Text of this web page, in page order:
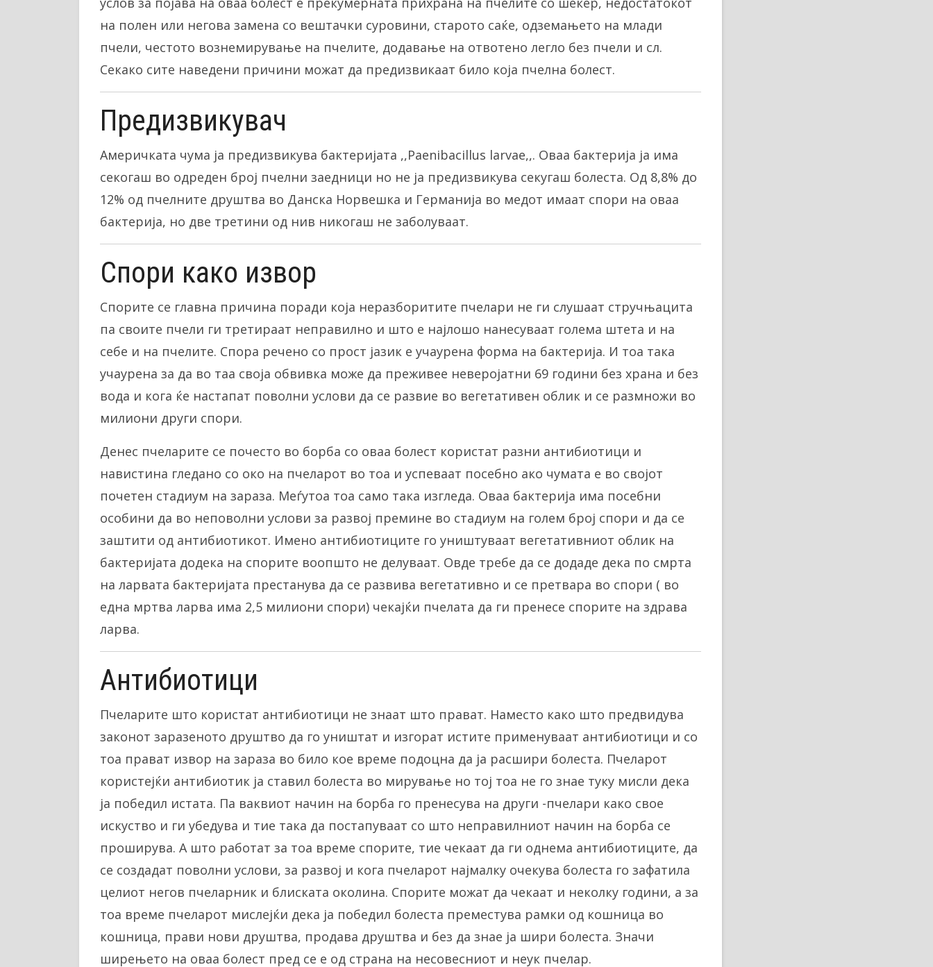
на полен или негова замена со вештачки суровини, старото саќе, одземањето на млади
пчели, честото вознемирување на пчелите, додавање на отвотено легло без пчели и сл.
Секако сите наведени причини можат да предизвикаат било која пчелна болест.
Предизвикувач
Америчката чума ја предизвикува бактеријата ,,Paenibacillus larvae,,. Оваа бактерија ја има
секогаш во одреден број пчелни заедници но не ја предизвикува секугаш болеста. Од 8,8% до
12% од пчелните друштва во Данска Норвешка и Германија во медот имаат спори на оваа
бактерија, но две третини од нив никогаш не заболуваат.
Спори како извор
Спорите се главна причина поради која неразборитите пчелари не ги слушаат стручњацита
па своите пчели ги третираат неправилно и што е најлошо нанесуваат голема штета и на
себе и на пчелите. Спора речено со прост јазик е учаурена форма на бактерија. И тоа така
учаурена за да во таа своја обвивка може да преживее неверојатни 69 години без храна и без
вода и кога ќе настапат поволни услови да се развие во вегетативен облик и се размножи во
милиони други спори.
Денес пчеларите се почесто во борба со оваа болест користат разни антибиотици и
навистина гледано со око на пчеларот во тоа и успеваат посебно ако чумата е во својот
почетен стадиум на зараза. Меѓутоа тоа само така изгледа. Оваа бактерија има посебни
особини да во неповолни услови за развој премине во стадиум на голем број спори и да се
заштити од антибиотикот. Имено антибиотиците го уништуваат вегетативниот облик на
бактеријата додека на спорите воопшто не делуваат. Овде требе да се додаде дека по смрта
на ларвата бактеријата престанува да се развива вегетативно и се претвара во спори ( во
една мртва ларва има 2,5 милиони спори) чекајќи пчелата да ги пренесе спорите на здрава
ларва.
Антибиотици
Пчеларите што користат антибиотици не знаат што прават. Наместо како што предвидува
законот заразеното друштво да го уништат и изгорат истите применуваат антибиотици и со
тоа прават извор на зараза во било кое време подоцна да ја расшири болеста. Пчеларот
користејќи антибиотик ја ставил болеста во мирување но тој тоа не го знае туку мисли дека
ја победил истата. Па ваквиот начин на борба го пренесува на други -пчелари како свое
искуство и ги убедува и тие така да постапуваат со што неправилниот начин на борба се
проширува. А што работат за тоа време спорите, тие чекаат да ги однема антибиотиците, да
се создадат поволни услови, за развој и кога пчеларот најмалку очекува болеста го зафатила
целиот негов пчеларник и блиската околина. Спорите можат да чекаат и неколку години, а за
тоа време пчеларот мислејќи дека ја победил болеста преместува рамки од кошница во
кошница, прави нови друштва, продава друштва и без да знае ја шири болеста. Значи
ширењето на оваа болест пред се е од страна на несовесниот и неук пчелар.